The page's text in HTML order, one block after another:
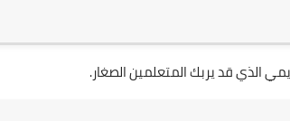
الذي قد يربك المتعلمين الصغار.